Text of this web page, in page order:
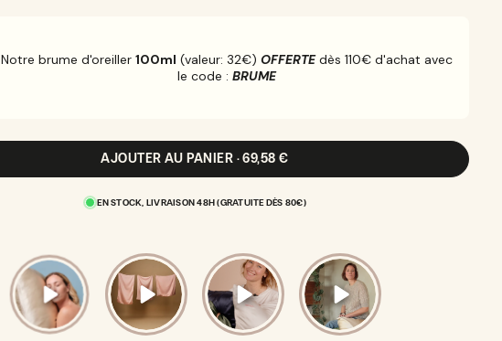
Notre brume d'oreiller 100ml (valeur: 32€) OFFERTEdès 110€ d'achat avec
le code : BRUME
AJOUTER AU PANIER · 69,58 €
EN STOCK, LIVRAISON 48H (GRATUITE DÈS 80€)